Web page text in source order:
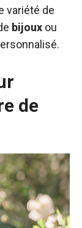
variété de
bijoux ou
de